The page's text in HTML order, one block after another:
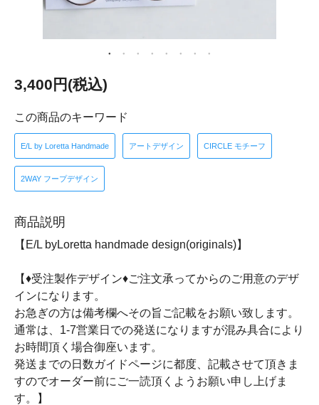
3,400円(税込)
この商品のキーワード
E/L by Loretta Handmade アートデザイン CIRCLE モチーフ
2WAY フープデザイン
商品説明
【E/L byLoretta handmade design(originals)】
【♦受注製作デザイン♦ご注文承ってからのご用意のデザ
インになります。
お急ぎの方は備考欄へその旨ご記載をお願い致します。
通常は、1-7営業日での発送になりますが混み具合により
お時間頂く場合御座います。
発送までの日数ガイドページに都度、記載させて頂きま
すのでオーダー前にご一読頂くようお願い申し上げま
す。】